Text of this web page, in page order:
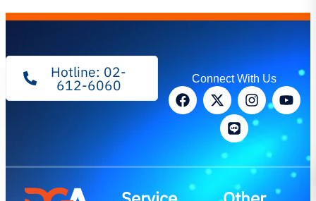
Hotline: 02-
612-6060 Connect With Us